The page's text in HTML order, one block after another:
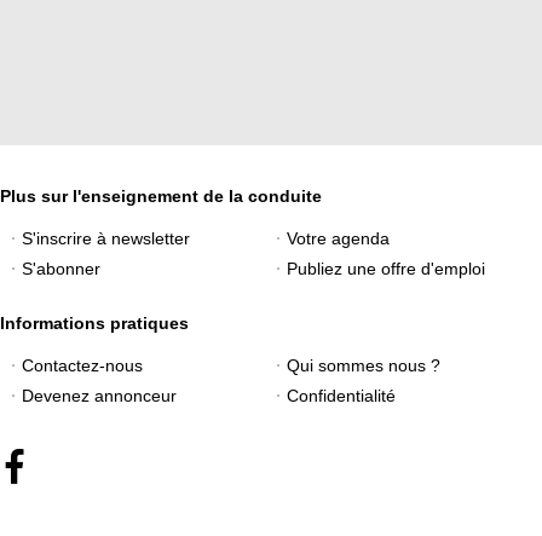
Plus sur l'enseignement de la conduite
S'inscrire à newsletter
Votre agenda
S'abonner
Publiez une offre d'emploi
Informations pratiques
Contactez-nous
Qui sommes nous ?
Devenez annonceur
Confidentialité